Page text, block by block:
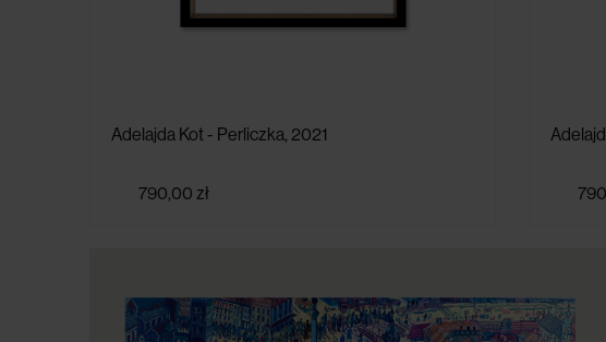
Adelajda Kot - Perliczka, 2021
790,00 zł